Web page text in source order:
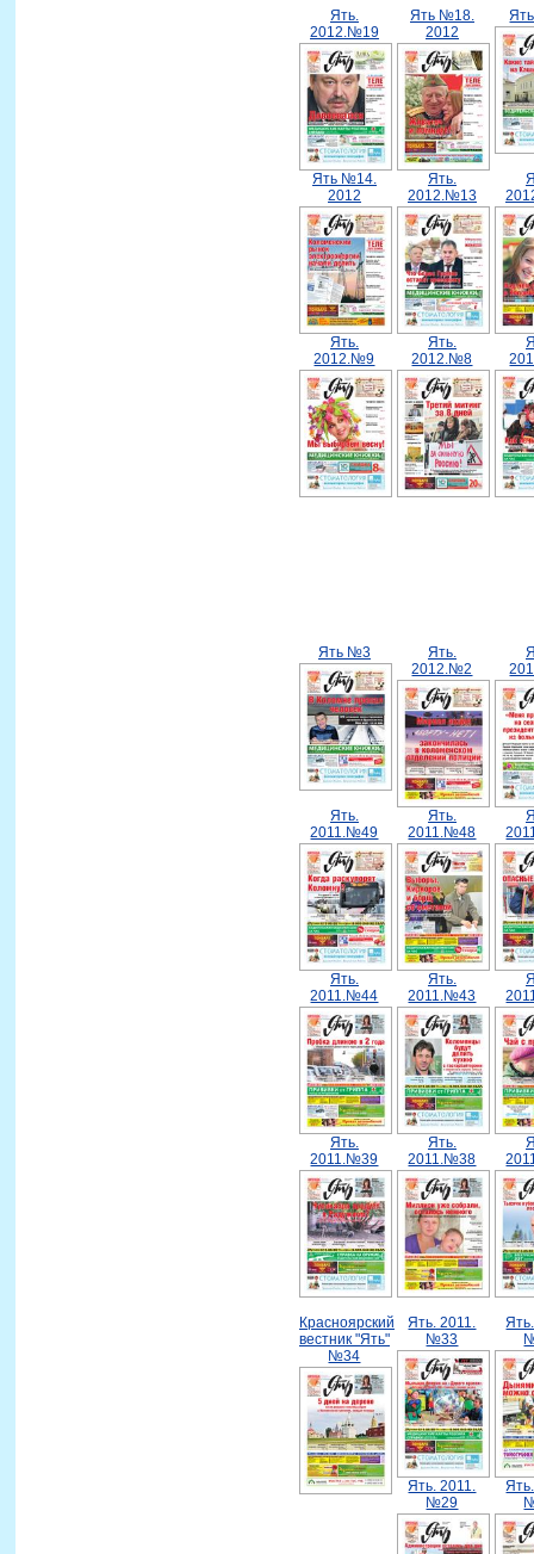
Ять.
2012.№19
Ять №18.
2012
Ять №14.
2012
Ять.
2012.№13
Ять.
2012.№9
Ять.
2012.№8
Ять №3
Ять.
2012.№2
Ять.
2011.№49
Ять.
2011.№48
Ять.
2011.№44
Ять.
2011.№43
Ять.
2011.№39
Ять.
2011.№38
Красноярский
вестник "Ять"
№34
Ять. 2011.
№33
Ять. 2011.
№29